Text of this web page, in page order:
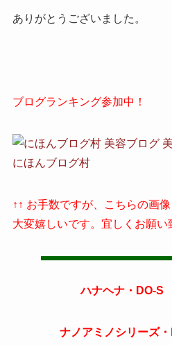
ありがとうございました。
ブログランキング参加中！
にほんブログ村
↑↑ お手数ですが、こちらの画
大変嬉しいです。宜しくお願い
ハナヘナ・DO-S
ナノアミノシリーズ